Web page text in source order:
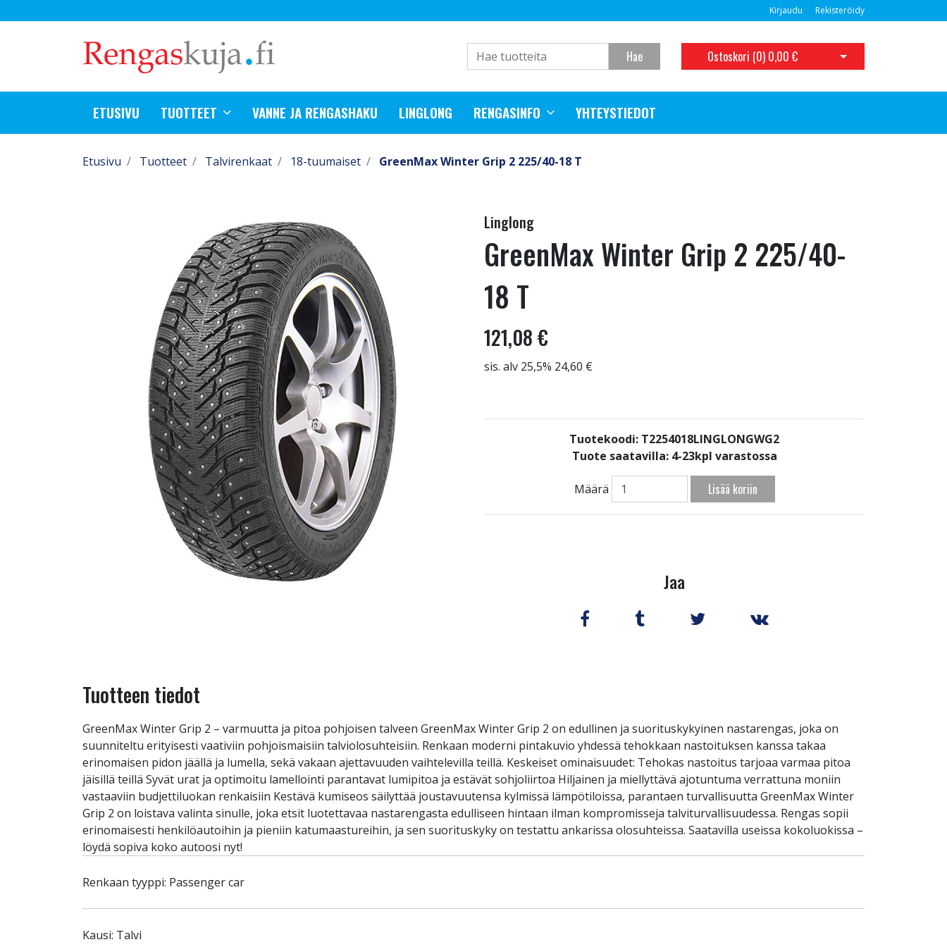
Kirjaudu Rekisteröidy
Hae Ostoskori (0) 0,00 € Avaa ostoskori
ETUSIVU TUOTTEET VANNE JA RENGASHAKU LINGLONG RENGASINFO YHTEYSTIEDOT
Etusivu Tuotteet Talvirenkaat 18-tuumaiset GreenMax Winter Grip 2 225/40-18 T
Linglong
GreenMax Winter Grip 2 225/40-
18 T
121,08 €
sis. alv 25,5% 24,60 €
Tuotekoodi: T2254018LINGLONGWG2
Tuote saatavilla: 4-23kpl varastossa
Määrä Lisää koriin
Jaa
Tuotteen tiedot
GreenMax Winter Grip 2 – varmuutta ja pitoa pohjoisen talveen GreenMax Winter Grip 2 on edullinen ja suorituskykyinen nastarengas, joka on
suunniteltu erityisesti vaativiin pohjoismaisiin talviolosuhteisiin. Renkaan moderni pintakuvio yhdessä tehokkaan nastoituksen kanssa takaa
erinomaisen pidon jäällä ja lumella, sekä vakaan ajettavuuden vaihtelevilla teillä. Keskeiset ominaisuudet: Tehokas nastoitus tarjoaa varmaa pitoa
jäisillä teillä Syvät urat ja optimoitu lamellointi parantavat lumipitoa ja estävät sohjoliirtoa Hiljainen ja miellyttävä ajotuntuma verrattuna moniin
vastaaviin budjettiluokan renkaisiin Kestävä kumiseos säilyttää joustavuutensa kylmissä lämpötiloissa, parantaen turvallisuutta GreenMax Winter
Grip 2 on loistava valinta sinulle, joka etsit luotettavaa nastarengasta edulliseen hintaan ilman kompromisseja talviturvallisuudessa. Rengas sopii
erinomaisesti henkilöautoihin ja pieniin katumaastureihin, ja sen suorituskyky on testattu ankarissa olosuhteissa. Saatavilla useissa kokoluokissa –
löydä sopiva koko autoosi nyt!
Renkaan tyyppi: Passenger car
Kausi: Talvi